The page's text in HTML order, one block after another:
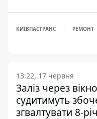
КИЇВПАСТРАНС РЕМОНТ
13:22, 17 червня
Заліз через
судитимуть
згвалтувати 8-